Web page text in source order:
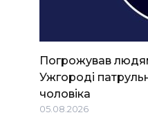
Погрожував
Ужгороді
чоловіка
05.08.2026